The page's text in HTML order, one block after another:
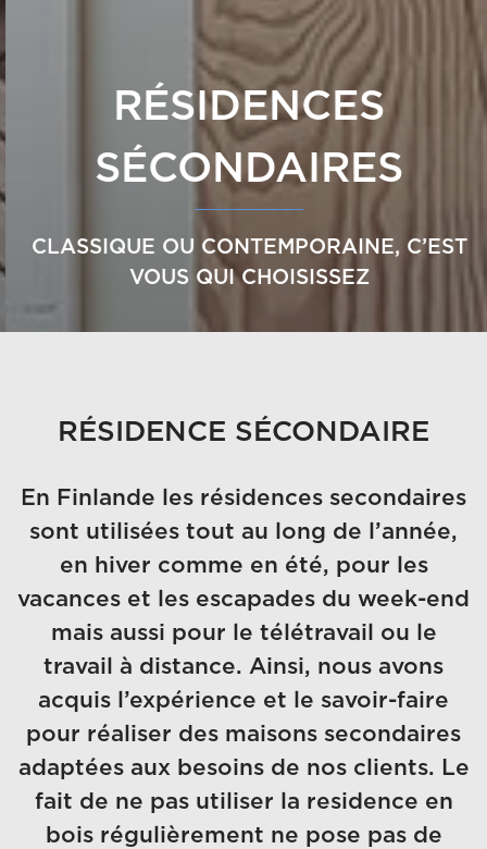
RÉSIDENCES
SÉCONDAIRES
CLASSIQUE OU CONTEMPORAINE, C’EST
VOUS QUI CHOISISSEZ
RÉSIDENCE SÉCONDAIRE
En Finlande les résidences secondaires
sont utilisées tout au long de l’année,
en hiver comme en été, pour les
vacances et les escapades du week-end
mais aussi pour le télétravail ou le
travail à distance. Ainsi, nous avons
acquis l’expérience et le savoir-faire
pour réaliser des maisons secondaires
adaptées aux besoins de nos clients. Le
fait de ne pas utiliser la residence en
bois régulièrement ne pose pas de